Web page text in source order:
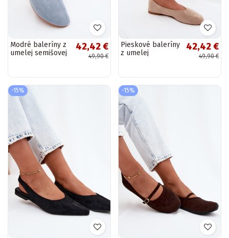
Modré baleríny z
umelej semišovej
42,42 €
49,90 €
Pieskové baleríny
z umelej
42,42 €
49,90 €
-15% -15%